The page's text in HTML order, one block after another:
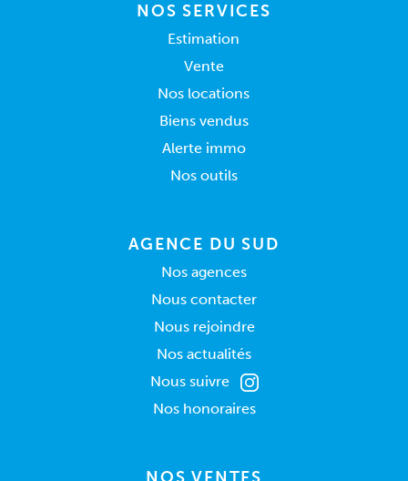
NOS SERVICES
Estimation
Vente
Nos locations
Biens vendus
Alerte immo
Nos outils
AGENCE DU SUD
Nos agences
Nous contacter
Nous rejoindre
Nos actualités
Nous suivre
Nos honoraires